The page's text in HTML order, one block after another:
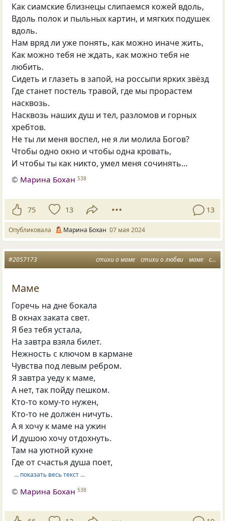
Как сиамские близнецы слипаемся кожей вдоль,
Вдоль полок и пыльных картин, и мягких подушек
вдоль.
Нам вряд ли уже понять, как можно иначе жить,
Как можно тебя не ждать, как можно тебя не
любить.
Сидеть и глазеть в запой, на россыпи ярких звёзд
Где станет постель травой, где мы прорастем
насквозь.
Насквозь наших душ и тел, разломов и горных
хребтов.
Не ты ли меня воспел, не я ли молила Богов?
Чтобы одно окно и чтобы одна кровать,
И чтобы ты как никто, умел меня сочинять…
© Марина Бохан 538
75 13 13
Опубликовала Марина Бохан 07 мая 2024
стихи о маме стихи о любви маме стихи маме
#2057173
Маме
Горечь на дне бокала
В окнах заката свет.
Я без тебя устала,
На завтра взяла билет.
Нежность с ключом в кармане
Чувства под левым ребром.
Я завтра уеду к маме,
А нет, так пойду пешком.
Кто-то кому-то нужен,
Кто-то не должен ничуть.
А я хочу к маме на ужин
И душою хочу отдохнуть.
Там на уютной кухне
Где от счастья душа поет,
… показать весь текст …
© Марина Бохан 538